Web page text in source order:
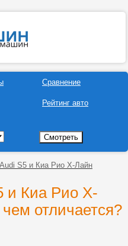
Сравнение
Рейтинг авто
Audi S5 и Киа Рио Х-Лайн
и Киа Рио Х-
отличается?